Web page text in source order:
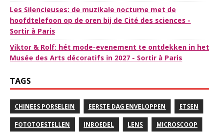
Les Silencieuses: de muzikale nocturne met de
hoofdtelefoon op de oren bij de Cité des sciences -
Sortir à Paris
Viktor & Rolf: hét mode-evenement te ontdekken in het
Musée des Arts décoratifs in 2027 - Sortir à Paris
TAGS
CHINEES PORSELEIN EERSTE DAG ENVELOPPEN ETSEN
FOTOTOESTELLEN INBOEDEL LENS MICROSCOOP